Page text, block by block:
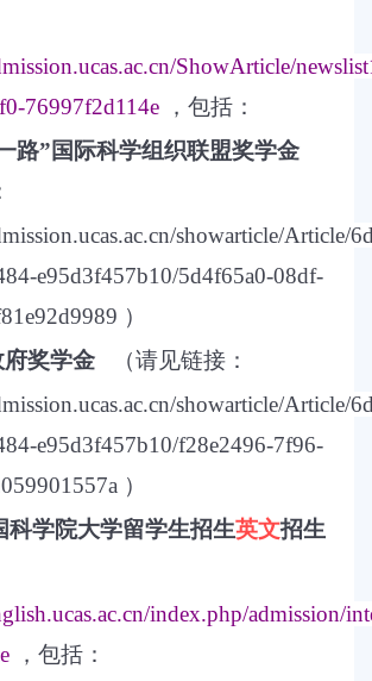
ShowArticle/
76997f2d114e
，包括：
路”国际科学组织联盟奖学金
showarticle/Article/
e95d3f457b10/5d4f65a0-08df-
）
奖学金 （请见链接 ：
showarticle/Article/
e95d3f457b10/f28e2496-7f96-
）
科学院大学留学生招生英文招生
index.php/admission/
，包括：